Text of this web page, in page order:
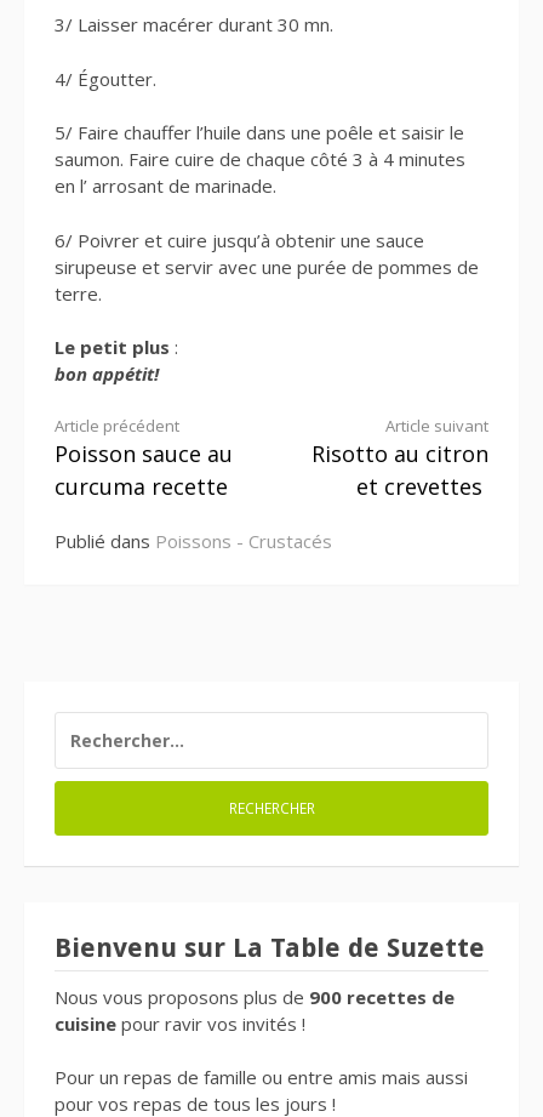
3/ Laisser macérer durant 30 mn.
4/ Égoutter.
5/ Faire chauffer l’huile dans une poêle et saisir le
saumon. Faire cuire de chaque côté 3 à 4 minutes
en l’ arrosant de marinade.
6/ Poivrer et cuire jusqu’à obtenir une sauce
sirupeuse et servir avec une purée de pommes de
terre.
Le petit plus :
bon appétit!
Lire
la
Article précédent
Poisson sauce au
curcuma recette
Article suivant
Risotto au citron
et crevettes
Publié dans Poissons - Crustacés
Bienvenu sur La Table de Suzette
Nous vous proposons plus de 900 recettes de
cuisine pour ravir vos invités !
Pour un repas de famille ou entre amis mais aussi
pour vos repas de tous les jours !